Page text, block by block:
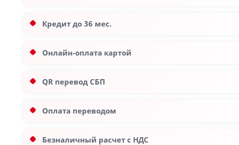
Кредит до 36 мес.
Онлайн-оплата картой
QR перевод СБП
Оплата переводом
Безналичный расчет с НДС